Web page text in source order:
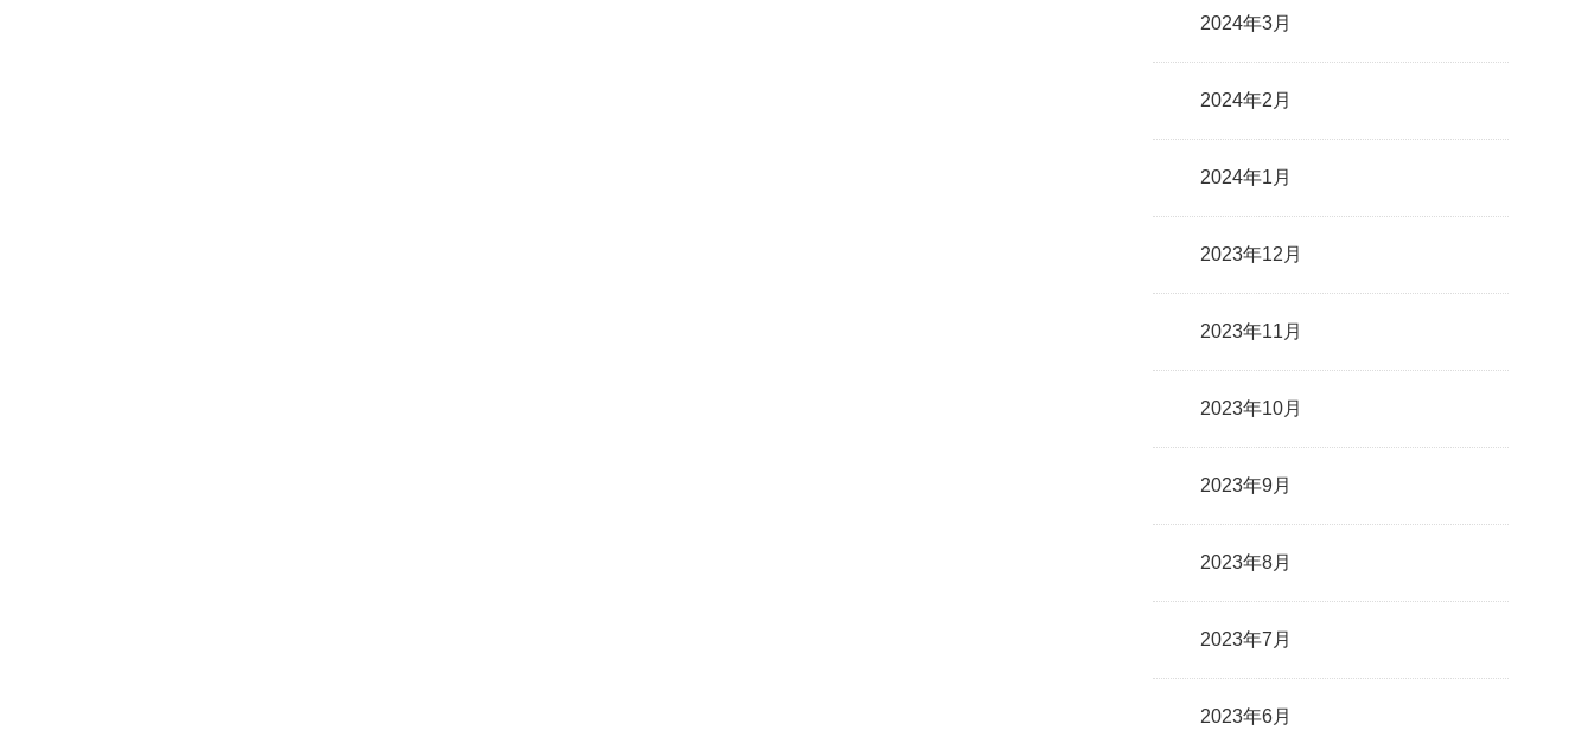
2024年3月
2024年2月
2024年1月
2023年12月
2023年11月
2023年10月
2023年9月
2023年8月
2023年7月
2023年6月